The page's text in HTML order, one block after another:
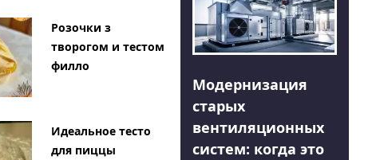
Розочки з
творогом и тестом
филло
Идеальное тесто
для пиццы
Модернизация
старых
вентиляционных
систем: когда это